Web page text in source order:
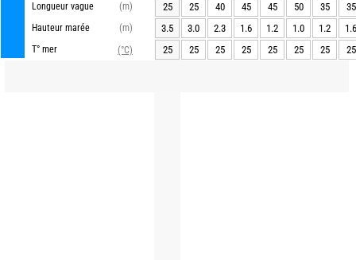
Longueur vague
(m)
Hauteur marée
(m)
T° mer
(°C)
25
25 40 45 45 50 35
35
3.5
3.0 2.3 1.6 1.2 1.0 1.2
1.6
25
25 25 25 25 25 25 25